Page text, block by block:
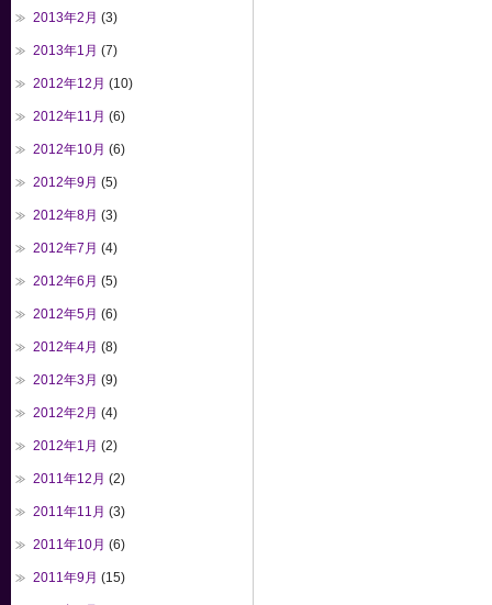
2013年2月 (3)
2013年1月 (7)
2012年12月 (10)
2012年11月 (6)
2012年10月 (6)
2012年9月 (5)
2012年8月 (3)
2012年7月 (4)
2012年6月 (5)
2012年5月 (6)
2012年4月 (8)
2012年3月 (9)
2012年2月 (4)
2012年1月 (2)
2011年12月 (2)
2011年11月 (3)
2011年10月 (6)
2011年9月 (15)